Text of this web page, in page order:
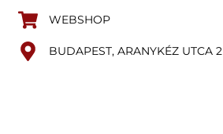
WEBSHOP
BUDAPEST, ARANYKÉZ UTCA 2